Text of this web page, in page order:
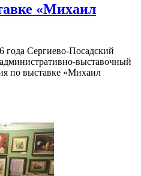
«Михаил
года Сергиево-Посадский
выставочный
по выставке «Михаил